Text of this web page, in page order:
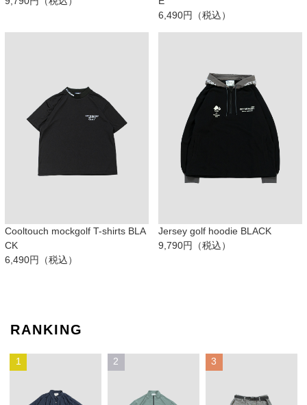
6,490円（税込）
Cooltouch mockgolf T-shirts BLA
CK
6,490円（税込）
Jersey golf hoodie BLACK
9,790円（税込）
RANKING
1 2 3